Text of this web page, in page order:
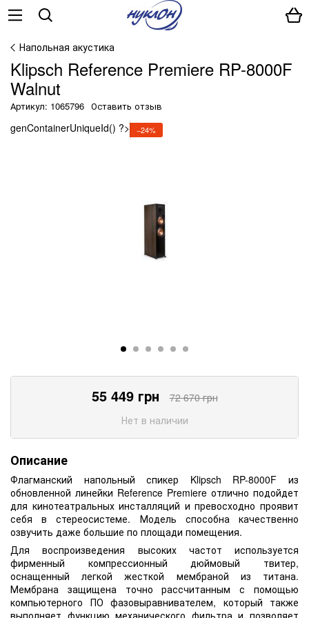
Напольная акустика
Klipsch Reference Premiere RP-8000F
Walnut
Артикул: 1065796 Оставить отзыв
genContainerUniqueId() ?> −24%
55 449грн 72 670грн
Нет в наличии
Описание
Флагманский напольный спикер Klipsch RP-8000F из
обновленной линейки Reference Premiere отлично подойдет
для кинотеатральных инсталляций и превосходно проявит
себя в стереосистеме. Модель способна качественно
озвучить даже большие по площади помещения.
Для воспроизведения высоких частот используется
фирменный компрессионный дюймовый твитер,
оснащенный легкой жесткой мембраной из титана.
Мембрана защищена точно рассчитанным с помощью
компьютерного ПО фазовыравнивателем, который также
выполняет функцию механического фильтра и позволяет